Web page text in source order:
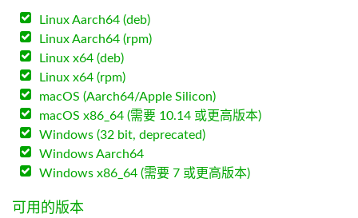
Linux Aarch64 (deb)
Linux Aarch64 (rpm)
Linux x64 (deb)
Linux x64 (rpm)
macOS (Aarch64/Apple Silicon)
macOS x86_64 (需要 10.14 或更高版本)
Windows (32 bit, deprecated)
Windows Aarch64
Windows x86_64 (需要 7 或更高版本)
可用的版本